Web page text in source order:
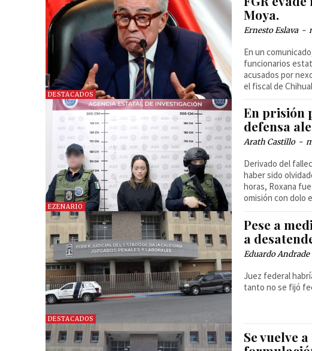
DESTACADOS
Moya.
Ernesto Eslava -
En un
funcionarios
acusados por
el fiscal de
EZENARIO
En prisión
defensa
Arath Castillo -
Derivado del
haber sido
horas, Roxana
omisión con dolo
DESTACADOS
Pese a
a
Eduardo
Juez federal
tanto no se fijó
Se vuelve